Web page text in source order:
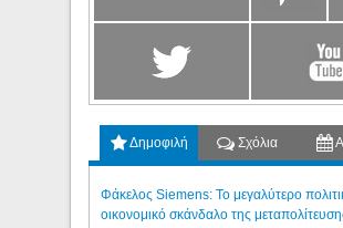
Δημοφιλή Σχόλια
Φάκελος Siemens: Το μεγαλύτερο
οικονομικό σκάνδαλο της